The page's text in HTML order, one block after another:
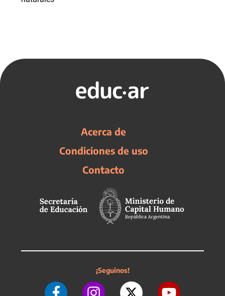
Acerca de
Condiciones de uso
Contacto
¡Seguinos!